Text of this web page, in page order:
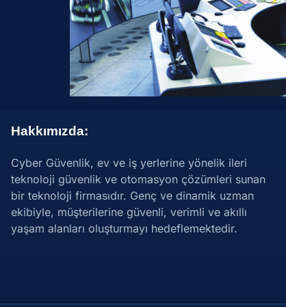
Hakkımızda:
Cyber Güvenlik, ev ve iş yerlerine yönelik ileri
teknoloji güvenlik ve otomasyon çözümleri sunan
bir teknoloji firmasıdır. Genç ve dinamik uzman
ekibiyle, müşterilerine güvenli, verimli ve akıllı
yaşam alanları oluşturmayı hedeflemektedir.